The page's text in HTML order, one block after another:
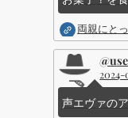
両親にと
声エヴァの